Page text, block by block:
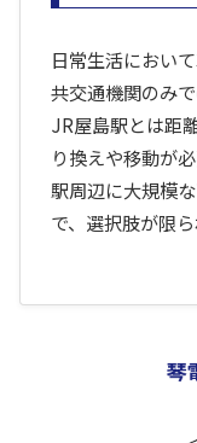
日常生活におい
共交通機関のみ
JR屋島駅とは距
り換えや移動が
駅周辺に大規模
で、選択肢が限